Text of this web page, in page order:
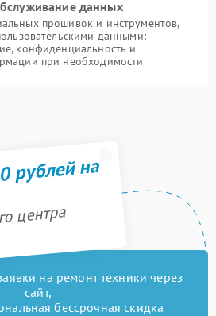
данных
прошивок и инструментов,
данными:
конфиденциальность и
при необходимости
рублей на
центра
на ремонт техники через
сайт,
бессрочная скидка